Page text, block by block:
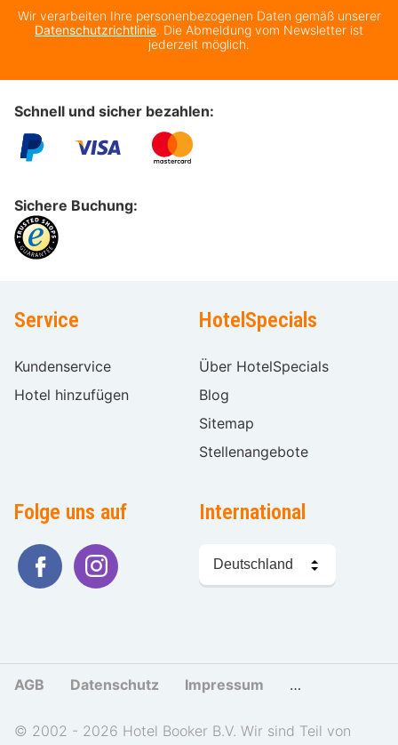
Wir verarbeiten Ihre personenbezogenen Daten gemäß unserer
Datenschutzrichtlinie. Die Abmeldung vom Newsletter ist
jederzeit möglich.
Schnell und sicher bezahlen:
Sichere Buchung:
Service
Kundenservice
Hotel hinzufügen
HotelSpecials
Über HotelSpecials
Blog
Sitemap
Stellenangebote
Folge uns auf International
wählen
AGB Datenschutz Impressum Cookies und
© 2002 - 2026 Hotel Booker B.V. Wir sind Teil von